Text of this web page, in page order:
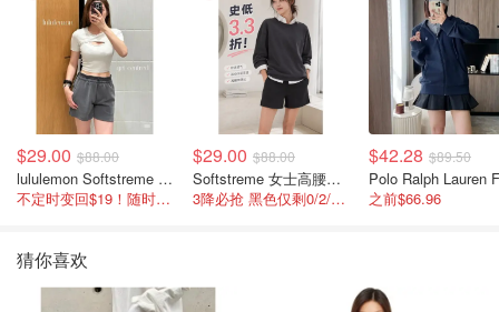
$29.00 $88.00
lululemon Softstreme 女士高腰短裤 10cm
不定时变回$19！随时点进来看
$29.00 $88.00
Softstreme 女士高腰短裤 4英寸
3降必抢 黑色仅剩0/2/4码
$42.28 $89.50
之前$66.96
猜你喜欢